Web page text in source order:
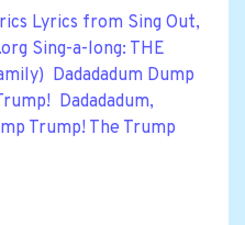
Lyrics from Sing Out,
Sing-a-long: THE
Dadadadum Dump
Dadadadum,
Trump! The Trump